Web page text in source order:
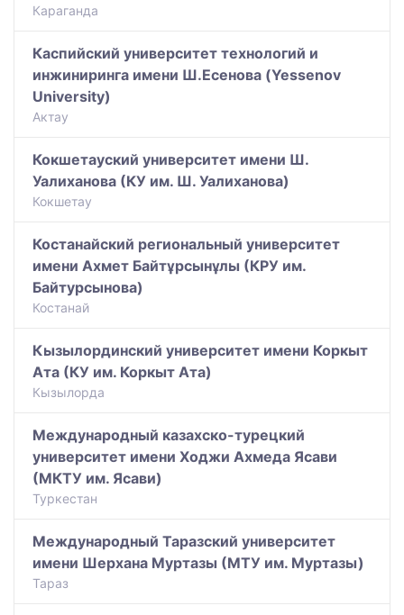
Караганда
Каспийский университет технологий и
инжиниринга имени Ш.Есенова (Yessenov
University)
Актау
Кокшетауский университет имени Ш.
Уалиханова (КУ им. Ш. Уалиханова)
Кокшетау
Костанайский региональный университет
имени Ахмет Байтұрсынұлы (КРУ им.
Байтурсынова)
Костанай
Кызылординский университет имени Коркыт
Ата (КУ им. Коркыт Ата)
Кызылорда
Международный казахско-турецкий
университет имени Ходжи Ахмеда Ясави
(МКТУ им. Ясави)
Туркестан
Международный Таразский университет
имени Шерхана Муртазы (МТУ им. Муртазы)
Тараз